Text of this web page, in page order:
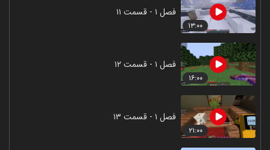
۱۳:۰۰
فصل ۱ - قسمت ۱۱
۱۶:۰۰
فصل ۱ - قسمت ۱۲
۲۱:۰۰
فصل ۱ - قسمت ۱۳